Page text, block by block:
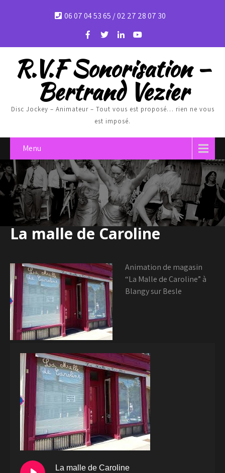
06 07 04 53 65 / 02 27 28 07 30
R.V.F Sonorisation –
Bertrand Vezier
Disc Jockey – Animateur – Tout vous est proposé… rien ne vous
est imposé.
Menu
La malle de Caroline
Animation de magasin
“La Malle de Caroline” à
Blangy sur Besle
La malle de Caroline